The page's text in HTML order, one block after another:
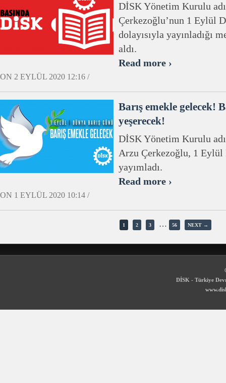
DİSK Yönetim Kurulu
Çerkezoğlu’nun 1 Eylül
dolayısıyla yayınladığı
aldı.
Read more ›
ON 2 EYLÜL 2020 12:16 /
Barış emekle gelecek!
yeşerecek!
DİSK Yönetim Kurulu
Arzu Çerkezoğlu, 1 Eylül
yayımladı.
Read more ›
ON 1 EYLÜL 2020 10:14 /
1 2 3 … 56 NEXT →
DİSK - Türkiye